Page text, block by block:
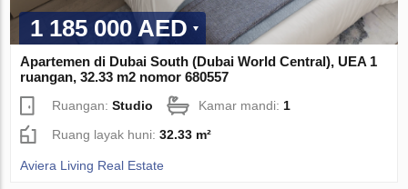
1 185 000 AED
Apartemen di Dubai South (Dubai World Central), UEA 1
ruangan, 32.33 m2 nomor 680557
Ruangan:Studio Kamar mandi: 1
Ruang layak huni:32.33 m²
Aviera Living Real Estate